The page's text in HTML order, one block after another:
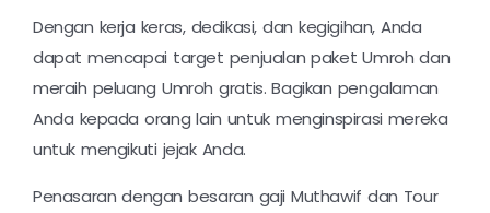
Dengan kerja keras, dedikasi, dan kegigihan, Anda
dapat mencapai target penjualan paket Umroh dan
meraih peluang Umroh gratis. Bagikan pengalaman
Anda kepada orang lain untuk menginspirasi mereka
untuk mengikuti jejak Anda.
Penasaran dengan besaran gaji Muthawif dan Tour